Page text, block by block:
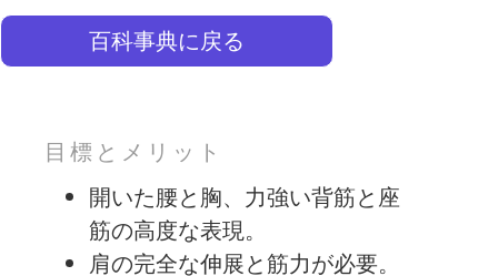
百科事典に戻る
目標とメリット
開いた腰と胸、力強い背筋と座
筋の高度な表現。
肩の完全な伸展と筋力が必要。